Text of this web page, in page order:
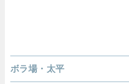
ボラ場・太平